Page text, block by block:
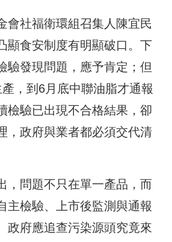
會社福衛環組召集人陳宜民
顯食安制度有明顯破口。下
驗發現問題，應予肯定；但
，到6月底中聯油脂才通報
檢驗已出現不合格結果，卻
，政府與業者都必須交代清
，問題不只在單一產品，而
主檢驗、上市後監測與通報
政府應追查污染源頭究竟來